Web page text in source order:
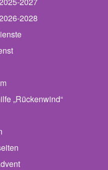
2028
„Rückenwind“